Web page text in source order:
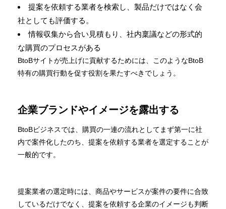
提案を依頼する業者を検索し、製品だけではなく会
社としても評価する。
情報収集から合い見積もり、社内稟議などの形式的
な購買のプロセスがある
BtoBサイトが売上げに貢献するためには、このようなBtoB
特有の購買行動を促す役割を果たすべきでしょう。
企業ブランドやイメージを露出する
BtoBビジネスでは、購買の一連の流れとしてまず第一に社
内で案件化したのち、提案を依頼する業者を選定することが
一般的です。
提案業者の選定時には、商品やサービスが案件の要件に合致
しているだけでなく、提案を依頼する企業のイメージも判断